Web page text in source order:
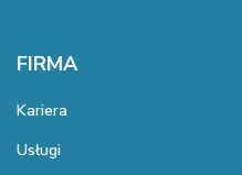
FIRMA
Kariera
Usługi